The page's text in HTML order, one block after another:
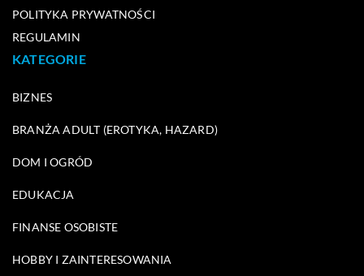
POLITYKA PRYWATNOŚCI
REGULAMIN
KATEGORIE
BIZNES
BRANŻA ADULT (EROTYKA, HAZARD)
DOM I OGRÓD
EDUKACJA
FINANSE OSOBISTE
HOBBY I ZAINTERESOWANIA